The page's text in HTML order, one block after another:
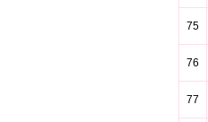
75
76
77